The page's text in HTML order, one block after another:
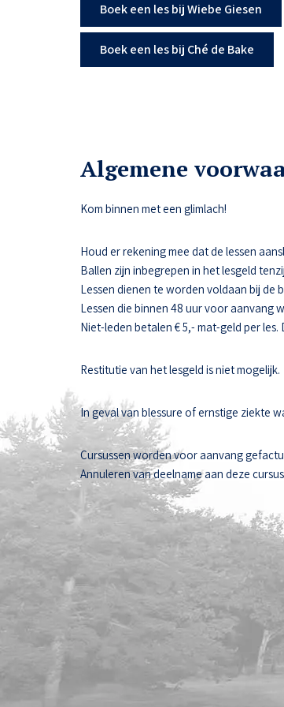
Boek een les bij Wiebe Giesen
Boek een les bij Ché de Bake
Algemene
Kom binnen met een glimlach!
Houd er rekening mee dat de lessen
Ballen zijn inbegrepen in het lesgeld
Lessen dienen te worden voldaan bij de
Lessen die binnen 48 uur voor aanvang
Niet-leden betalen € 5,- mat-geld per
Restitutie van het lesgeld is niet mogelijk.
In geval van blessure of ernstige ziekte
Cursussen worden voor aanvang
Annuleren van deelname aan deze